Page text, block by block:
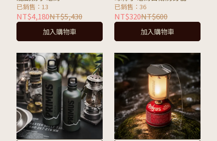
已銷售：13
NT$4,180NT$5,430
加入購物車
已銷售：36
NT$320NT$600
加入購物車